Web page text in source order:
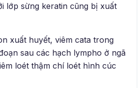
lớp sừng keratin cũng bị xuất
xuất huyết, viêm cata trong
sau các hạch lympho ở ngã
loét thậm chí loét hình cúc